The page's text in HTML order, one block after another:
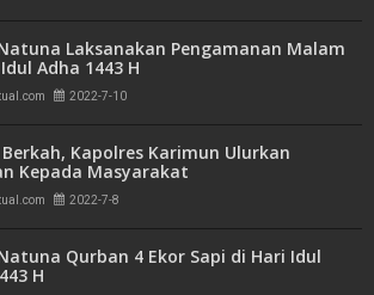
Laksanakan Pengamanan Malam
Adha 1443 H
2022-7-10
Berkah, Kapolres Karimun Ulurkan
Kepada Masyarakat
2022-7-8
Qurban 4 Ekor Sapi di Hari Idul
H